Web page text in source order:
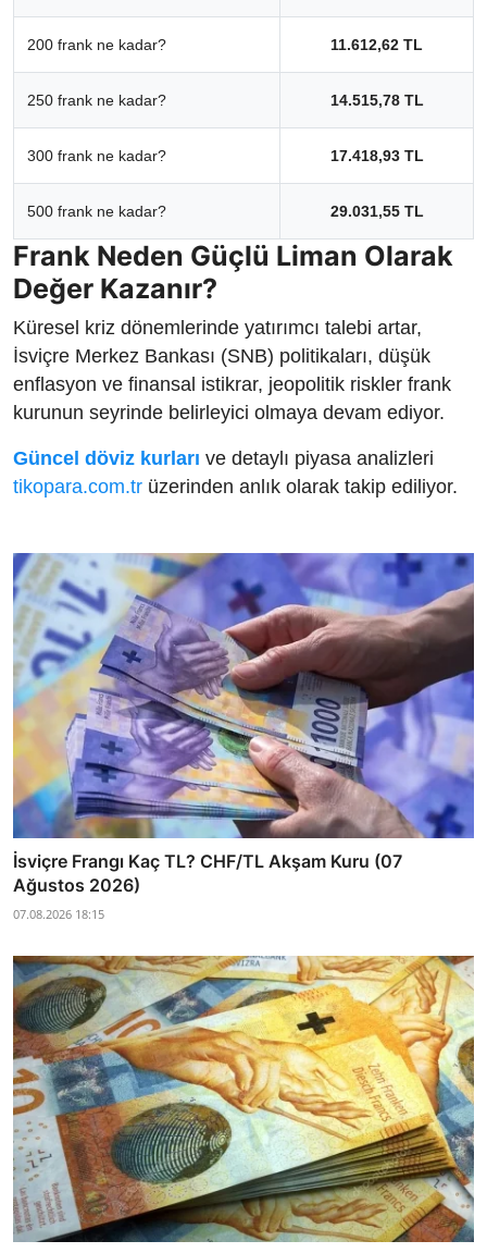
200 frank ne kadar? 11.612,62 TL
250 frank ne kadar? 14.515,78 TL
300 frank ne kadar? 17.418,93 TL
500 frank ne kadar? 29.031,55 TL
Frank Neden Güçlü Liman Olarak
Değer Kazanır?
Küresel kriz dönemlerinde yatırımcı talebi artar,
İsviçre Merkez Bankası (SNB) politikaları, düşük
enflasyon ve finansal istikrar, jeopolitik riskler frank
kurunun seyrinde belirleyici olmaya devam ediyor.
Güncel döviz kurları ve detaylı piyasa analizleri
tikopara.com.tr üzerinden anlık olarak takip ediliyor.
İsviçre Frangı Kaç TL? CHF/TL Akşam Kuru (07
Ağustos 2026)
07.08.2026 18:15